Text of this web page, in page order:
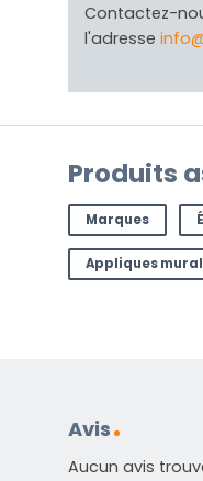
Contactez-
l'adresse
Produits
Marques
Appliques
Avis
Aucun avis